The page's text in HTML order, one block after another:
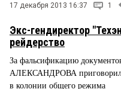
17 декабря 2013 16:37 1
Экс-гендиректор
рейдерство
За фальсификацию
АЛЕКСАНДРОВА
в колонии общего режима